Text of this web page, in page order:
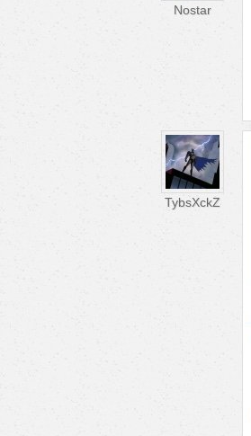
Nostar
TybsXckZ